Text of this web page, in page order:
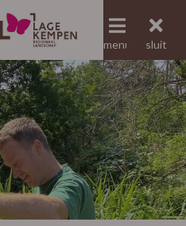
menu
menu sluit